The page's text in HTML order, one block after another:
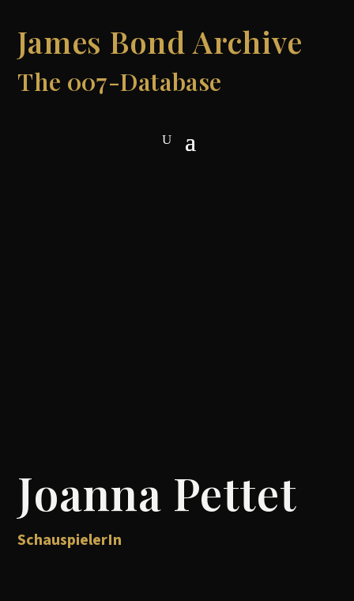
James Bond Archive
The 007-Database
Joanna Pettet
SchauspielerIn